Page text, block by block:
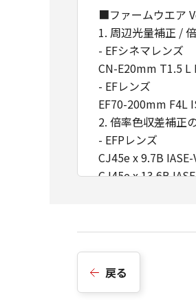
■ファームウエア
1. 周辺光量補正 /
- EFシネマレンズ
CN-E20mm T1.5 L
- EFレンズ
EF70-200mm F4L
2. 倍率色収差補正
- EFPレンズ
CJ45e x 9.7B IASE-
CJ45e x 13.6B
CJ18e x 7.6B IRSE
4. 出力映像に適
（Canon lookup
戻る